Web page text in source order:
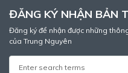
ĐĂNG KÝ NHẬN BẢN
Đăng ký để nhận được những
của Trung Nguyên